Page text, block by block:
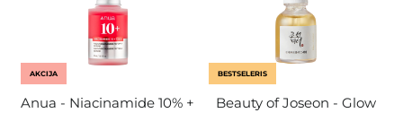
AKCIJA
Anua - Niacinamide 10% +
BESTSELERIS
Beauty of Joseon - Glow